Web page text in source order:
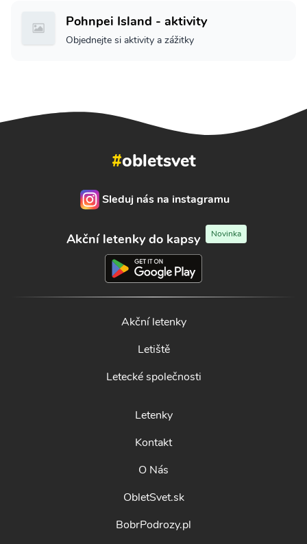
Pohnpei Island - aktivity
Objednejte si aktivity a zážitky
#obletsvet
Sleduj nás na instagramu
Akční letenky do kapsy Novinka
Akční letenky
Letiště
Letecké společnosti
Letenky
Kontakt
O Nás
ObletSvet.sk
BobrPodrozy.pl